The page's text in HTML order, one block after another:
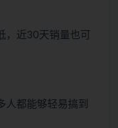
，近30天销量也可
人都能够轻易搞到